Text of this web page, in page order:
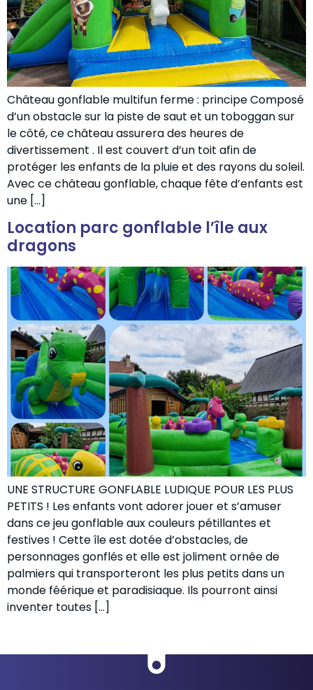
Château gonflable multifun ferme : principe Composé
d’un obstacle sur la piste de saut et un toboggan sur
le côté, ce château assurera des heures de
divertissement . Il est couvert d’un toit afin de
protéger les enfants de la pluie et des rayons du soleil.
Avec ce château gonflable, chaque fête d’enfants est
une […]
Location parc gonflable l’île aux
dragons
UNE STRUCTURE GONFLABLE LUDIQUE POUR LES PLUS
PETITS ! Les enfants vont adorer jouer et s’amuser
dans ce jeu gonflable aux couleurs pétillantes et
festives ! Cette île est dotée d’obstacles, de
personnages gonflés et elle est joliment ornée de
palmiers qui transporteront les plus petits dans un
monde féérique et paradisiaque. Ils pourront ainsi
inventer toutes […]